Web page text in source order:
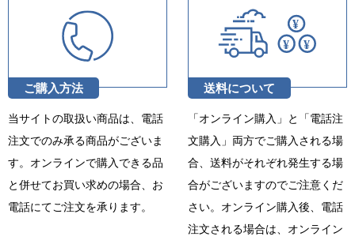
ご購入方法
当サイトの取扱い商品は、電話
注文でのみ承る商品がございま
す。オンラインで購入できる品
と併せてお買い求めの場合、お
電話にてご注文を承ります。
送料について
「オンライン購入」と「電話注
文購入」両方でご購入される場
合、送料がそれぞれ発生する場
合がございますのでご注意くだ
さい。オンライン購入後、電話
注文される場合は、オンライン